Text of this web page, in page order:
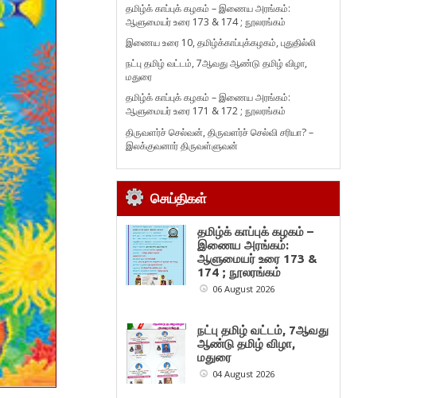
தமிழ்க் காப்புக் கழகம் – இணைய அரங்கம்:
ஆளுமையர் உரை 173 & 174 ; நூலரங்கம்
இணைய உரை 10, தமிழ்க்காப்புக்கழகம், புதுதில்லி
நட்பு தமிழ் வட்டம், 7ஆவது ஆண்டு தமிழ் விழா,
மதுரை
தமிழ்க் காப்புக் கழகம் – இணைய அரங்கம்:
ஆளுமையர் உரை 171 & 172 ; நூலரங்கம்
திருவளர்ச் செல்வன், திருவளர்ச் செல்வி சரியா? –
இலக்குவனார் திருவள்ளுவன்
செய்திகள்
தமிழ்க் காப்புக் கழகம் –
இணைய அரங்கம்:
ஆளுமையர் உரை 173 &
174 ; நூலரங்கம்
06 August 2026
நட்பு தமிழ் வட்டம், 7ஆவது
ஆண்டு தமிழ் விழா,
மதுரை
04 August 2026